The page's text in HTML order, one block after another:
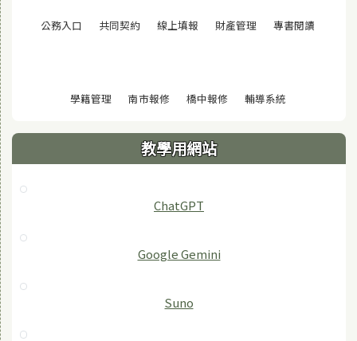
公務入口 (另開視窗)
共同契約(另開視窗)
線上填報 (另開視窗)
財產管理 (另開視窗)
專書閱讀
學籍管理(另開視窗)
南市報修(另開視窗)
橋中報修(另開視窗)
輔導系統(另開視窗)
教學用網站
ChatGPT
‎Google Gemini
Suno